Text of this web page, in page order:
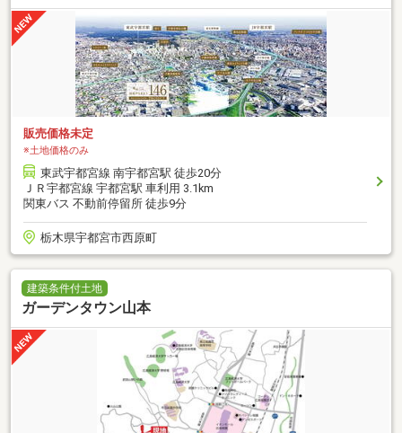
販売価格未定
※土地価格のみ
東武宇都宮線 南宇都宮駅 徒歩20分
ＪＲ宇都宮線 宇都宮駅 車利用 3.1km
関東バス 不動前停留所 徒歩9分
栃木県宇都宮市西原町
建築条件付土地
ガーデンタウン山本